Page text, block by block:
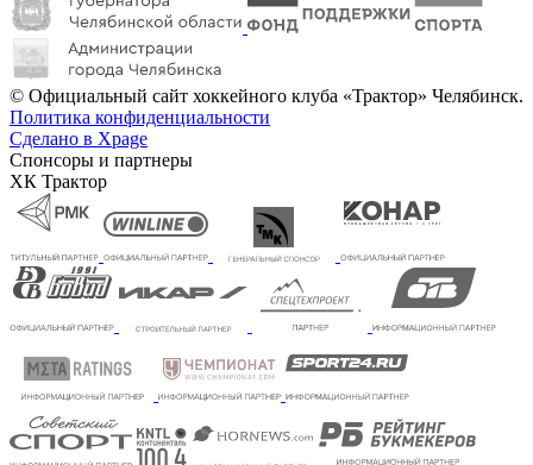
© Официальный сайт хоккейного клуба «Трактор» Челябинск.
Политика конфиденциальности
Сделано в Xpage
Спонсоры и партнеры
ХК Трактор